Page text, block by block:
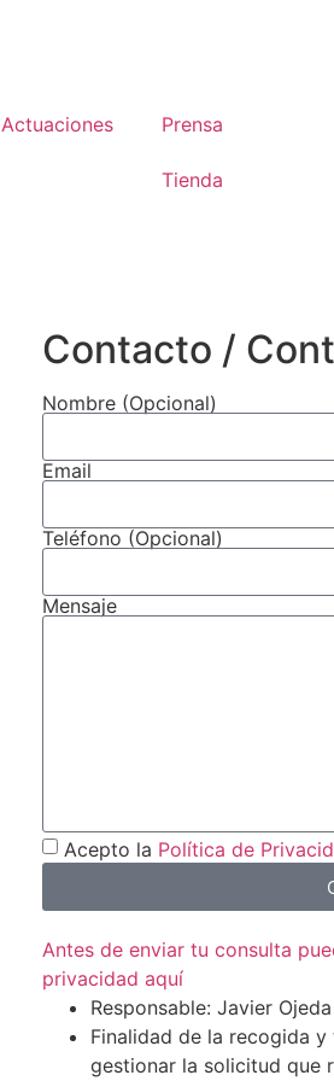
Actuaciones Prensa
Tienda
Contacto /
Nombre (Opcional)
Email
Teléfono (Opcional)
Mensaje
Acepto la Política de
Antes de enviar tu consulta
privacidad aquí
Responsable: Javier Ojeda
Finalidad de la recogida
gestionar la solicitud que